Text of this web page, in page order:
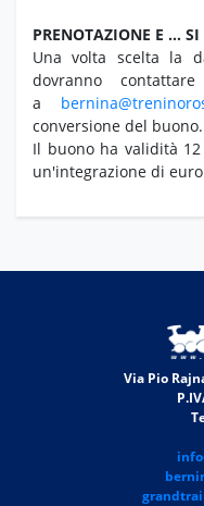
PRENOTAZIONE E … SI
Una volta scelta la
dovranno
a
conversione del buono.
Il buono ha validità
un'integrazione di
Via Pio